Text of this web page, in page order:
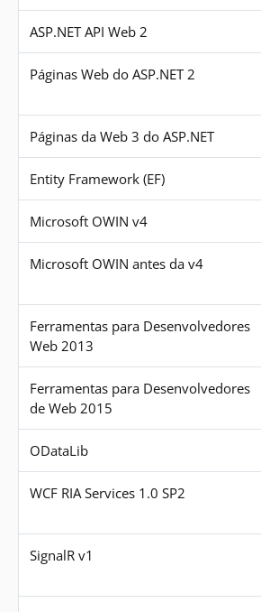
ASP.NET API Web 2
Páginas Web do ASP.NET 2
Páginas da Web 3 do ASP.NET
Entity Framework (EF)
Microsoft OWIN v4
Microsoft OWIN antes da v4
Ferramentas para Desenvolvedores
Web 2013
Ferramentas para Desenvolvedores
de Web 2015
ODataLib
WCF RIA Services 1.0 SP2
SignalR v1